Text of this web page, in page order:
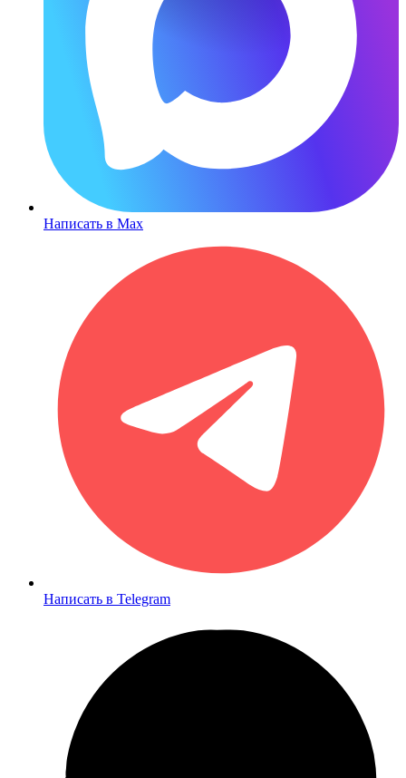
Написать в Max
Написать в Telegram